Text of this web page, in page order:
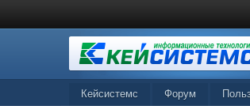
Кейсистемс Форум